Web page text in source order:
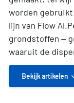
worden
lijn van Flow
grondstoffen –
waaruit de
Bekijk artikelen